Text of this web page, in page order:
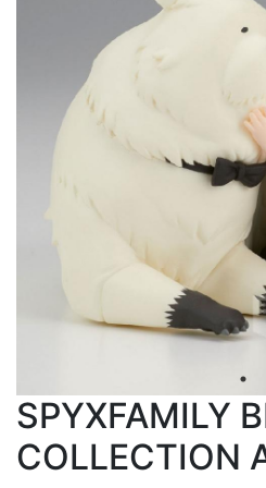
SPYXFAMILY
COLLECTION